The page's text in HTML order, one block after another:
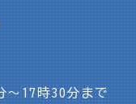
17時30分まで